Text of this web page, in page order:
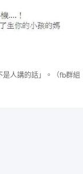
人講的話」。（fb群組